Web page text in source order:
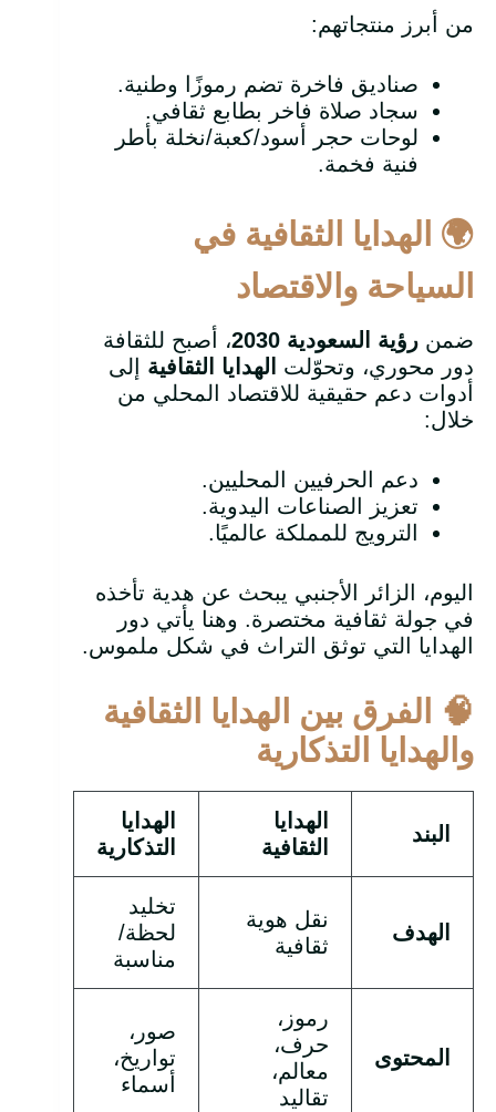
من أبرز منتجاتهم:
صناديق فاخرة تضم رموزًا وطنية.
سجاد صلاة فاخر بطابع ثقافي.
لوحات حجر أسود/كعبة/نخلة بأطر
فنية فخمة.
🌍 الهدايا الثقافية في
السياحة والاقتصاد
ضمن رؤية السعودية 2030
، أصبح للثقافة
دور محوري، وتحوّلت
الهدايا الثقافية إلى
أدوات دعم حقيقية للاقتصاد المحلي من
خلال:
دعم الحرفيين المحليين.
تعزيز الصناعات اليدوية.
الترويج للمملكة عالميًا.
اليوم، الزائر الأجنبي يبحث عن هدية تأخذه
في جولة ثقافية مختصرة. وهنا يأتي دور
الهدايا التي توثق التراث في شكل ملموس.
🧠
الفرق بين الهدايا الثقافية
والهدايا التذكارية
البند
الهدايا
الثقافية
الهدايا
التذكارية
الهدف
نقل هوية
ثقافية
تخليد
لحظة/
مناسبة
المحتوى
رموز،
حرف،
معالم،
تقاليد
صور،
تواريخ،
أسماء